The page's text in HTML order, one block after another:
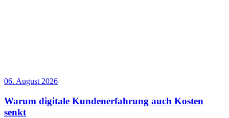
06. August 2026
Warum digitale Kundenerfahrung auch Kosten
senkt